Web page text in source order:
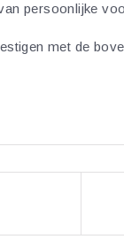
persoonlijke
met de